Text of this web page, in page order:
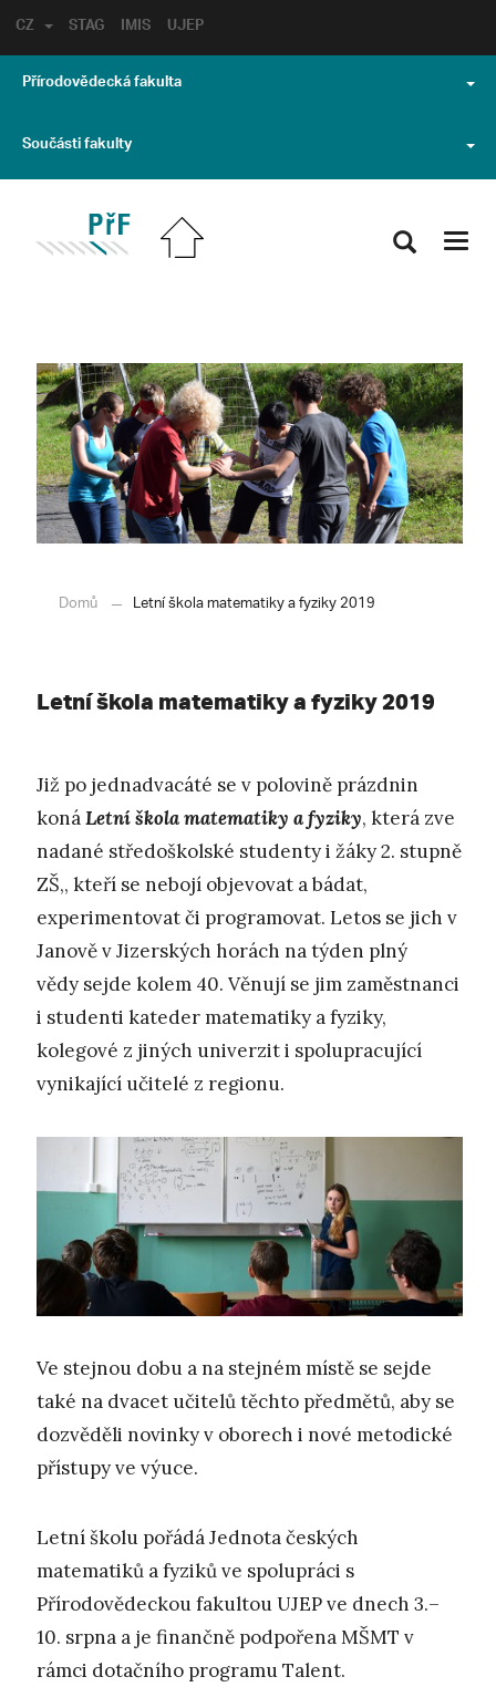
STAG IMIS UJEP
CZ
Přírodovědecká fakulta
Součásti fakulty
Domů Letní škola matematiky a fyziky 2019
Letní škola matematiky a fyziky 2019
Již po jednadvacáté se v polovině prázdnin
konáLetní škola matematiky a fyziky, která zve
nadané středoškolské studenty i žáky 2. stupně
ZŠ,, kteří se nebojí objevovat a bádat,
experimentovat či programovat. Letos se jich v
Janově v Jizerských horách na týden plný
vědy sejde kolem 40. Věnují se jim zaměstnanci
i studenti kateder matematiky a fyziky,
kolegové z jiných univerzit i spolupracující
vynikající učitelé z regionu.
Ve stejnou dobu a na stejném místě se sejde
také na dvacet učitelů těchto předmětů, aby se
dozvěděli novinky v oborech i nové metodické
přístupy ve výuce.
Letní školu pořádá Jednota českých
matematiků a fyziků ve spolupráci s
Přírodovědeckou fakultou UJEP ve dnech 3.–
10. srpna a je finančně podpořena MŠMT v
rámci dotačního programu Talent.